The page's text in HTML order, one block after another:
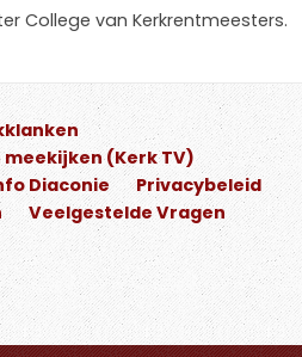
College van Kerkrentmeesters.
(Kerk TV)
Diaconie
Privacybeleid
Veelgestelde Vragen